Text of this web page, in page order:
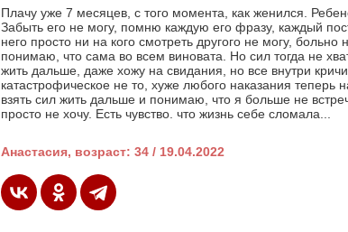
Плачу уже 7 месяцев, с того момента, как женился.
Забыть его не могу, помню каждую его фразу, каждый
него просто ни на кого смотреть другого не могу,
понимаю, что сама во всем виновата. Но сил тогда не
жить дальше, даже хожу на свидания, но все внутри
катастрофическое не то, хуже любого наказания теперь
взять сил жить дальше и понимаю, что я больше не
просто не хочу. Есть чувство. что жизнь себе сломала...
Анастасия, возраст: 34 / 19.04.2022